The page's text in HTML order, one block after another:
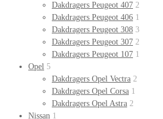
Dakdragers Peugeot 407 2
Dakdragers Peugeot 406 1
Dakdragers Peugeot 308 3
Dakdragers Peugeot 307 2
Dakdragers Peugeot 107 1
Opel 5
Dakdragers Opel Vectra 2
Dakdragers Opel Corsa 1
Dakdragers Opel Astra 2
Nissan 1